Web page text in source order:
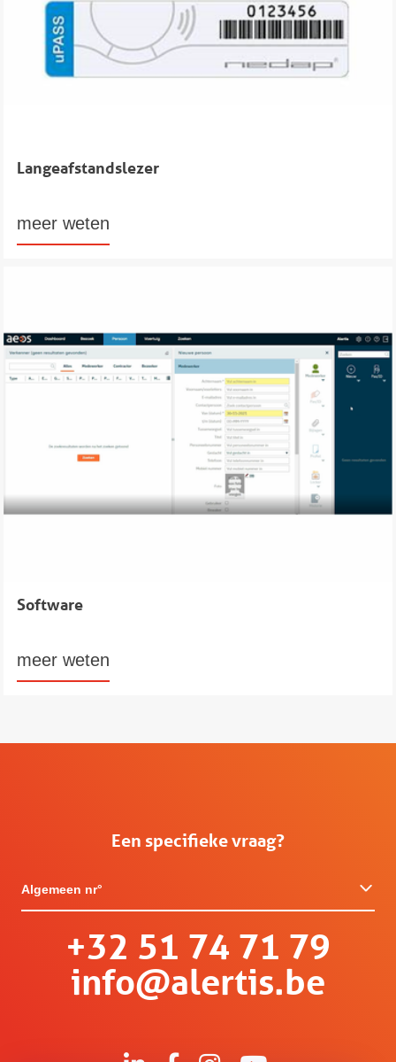
Langeafstandslezer
meer weten
Software
meer weten
Een specifieke vraag?
Algemeen nr°
+32 51 74 71 79
info@alertis.be